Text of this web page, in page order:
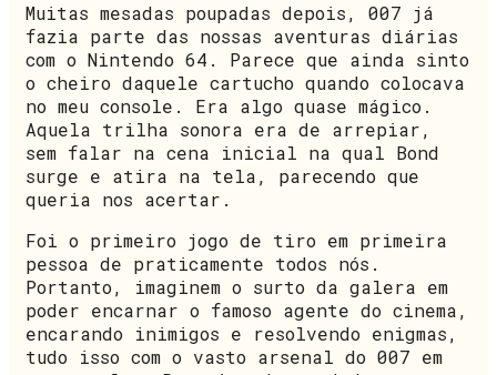
Muitas mesadas poupadas depois, 007 já
fazia parte das nossas aventuras diárias
com o Nintendo 64. Parece que ainda sinto
o cheiro daquele cartucho quando colocava
no meu console. Era algo quase mágico.
Aquela trilha sonora era de arrepiar,
sem falar na cena inicial na qual Bond
surge e atira na tela, parecendo que
queria nos acertar.
Foi o primeiro jogo de tiro em primeira
pessoa de praticamente todos nós.
Portanto, imaginem o surto da galera em
poder encarnar o famoso agente do cinema,
encarando inimigos e resolvendo enigmas,
tudo isso com o vasto arsenal do 007 em